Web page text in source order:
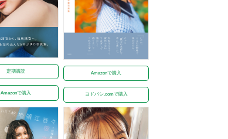
定期購読
Amazonで購入
Amazonで購入
ヨドバシ.comで購入